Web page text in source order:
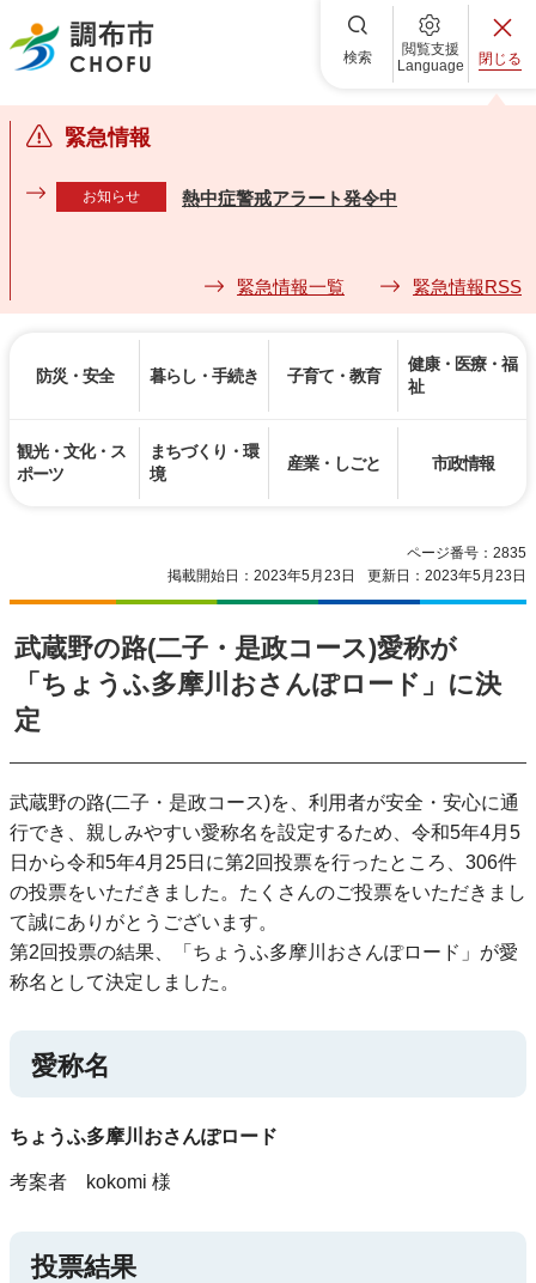
調布市 検索
閲覧支援
Language
閉じる
緊急情報
お知らせ 熱中症警戒アラート発令中
緊急情報一覧 緊急情報RSS
防災・安全 暮らし・手続き 子育て・教育
健康・医療・福
祉
観光・文化・ス
ポーツ
まちづくり・環
境
産業・しごと 市政情報
ページ番号：2835
掲載開始日：2023年5月23日
更新日：2023年5月23日
武蔵野の路(二子・是政コース)愛称が
「ちょうふ多摩川おさんぽロード」に決
定
武蔵野の路(二子・是政コース)を、利用者が安全・安心に通
行でき、親しみやすい愛称名を設定するため、令和5年4月5
日から令和5年4月25日に第2回投票を行ったところ、306件
の投票をいただきました。たくさんのご投票をいただきまし
て誠にありがとうございます。
第2回投票の結果、「ちょうふ多摩川おさんぽロード」が愛
称名として決定しました。
愛称名
ちょうふ多摩川おさんぽロード
考案者 kokomi 様
投票結果